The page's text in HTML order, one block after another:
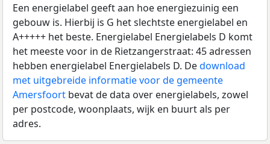
Een energielabel geeft aan hoe energiezuinig een
gebouw is. Hierbij is G het slechtste energielabel en
A+++++ het beste. Energielabel Energielabels D komt
het meeste voor in de Rietzangerstraat: 45 adressen
hebben energielabel Energielabels D. Dedownload
met uitgebreide informatie voor de gemeente
Amersfoort bevat de data over energielabels, zowel
per postcode, woonplaats, wijk en buurt als per
adres.